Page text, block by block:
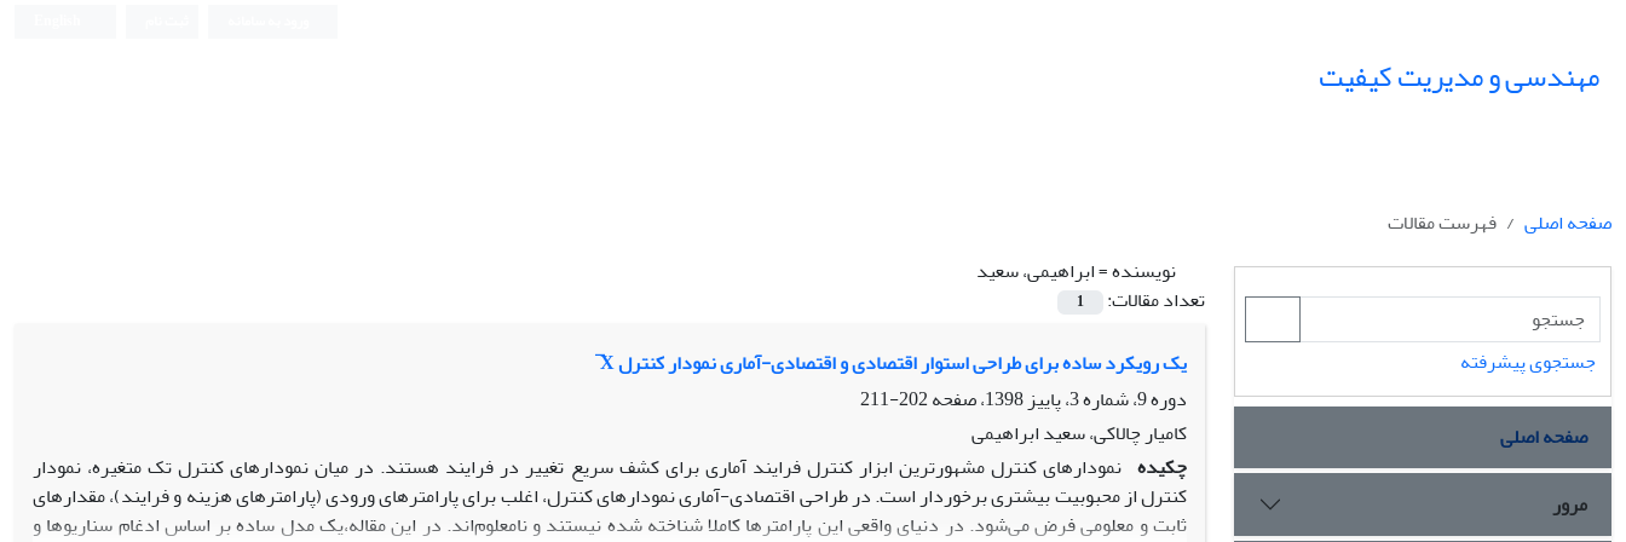
مهندسی و مدیریت کیفیت
صفحه اصلی
فهرست مقالات
نویسنده =ابراهیمی، سعید
تعداد مقالات:
1
یک رویکرد ساده برای طراحی استوار اقتصادی و اقتصادی-آماری نمودار کنترل X ̅
دوره 9، شماره 3، پاییز 1398، صفحه
202-211
کامیار چالاکی، سعید ابراهیمی
چکیده نمودارهای کنترل مشهورترین ابزار کنترل فرایند آماری برای کشف سریع تغییر در فرایند هستند. در میان نمودارهای کنترل تک متغیره، نمودار
کنترلاز محبوبیت بیشتری برخوردار است. در طراحی اقتصادی-‌‌آماری نمودارهای کنترل، اغلب برای پارامترهای ورودی (پارامترهای هزینه و فرایند)، مقدارهای
ثابت و معلومی فرض می‌شود. در دنیای واقعی این پارامترها کاملا شناخته شده نیستند و نامعلوم‌اند. در این مقاله،یک مدل ساده بر اساس ادغام سناریوها و
جستجوی پیشرفته
صفحه اصلی
مرور